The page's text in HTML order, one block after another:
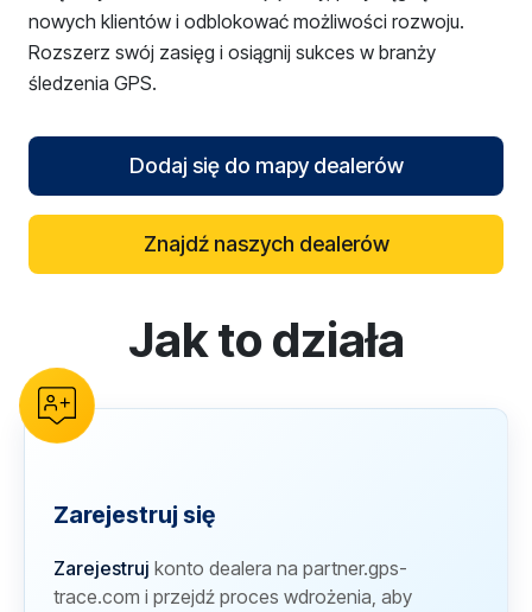
nowych klientów i odblokować możliwości rozwoju.
Rozszerz swój zasięg i osiągnij sukces w branży
śledzenia GPS.
Dodaj się do mapy dealerów
Znajdź naszych dealerów
reCAPTCHA verificationJak to działa
Zarejestruj się
Zarejestruj konto dealera na partner.gps-
trace.com i przejdź proces wdrożenia, aby